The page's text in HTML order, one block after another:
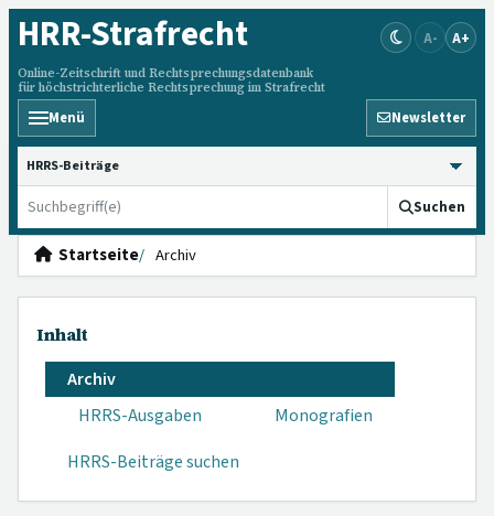
HRR-Strafrecht
Online-Zeitschrift und Rechtsprechungsdatenbank
für höchstrichterliche Rechtsprechung im Strafrecht
A- A+
Menü Newsletter
HRRS durchsuchen
Suchen
Startseite Archiv
Inhalt
Archiv
HRRS-Ausgaben
Monografien
HRRS-Beiträge suchen